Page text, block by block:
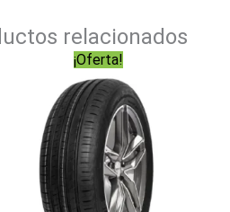
relacionados
¡Oferta!